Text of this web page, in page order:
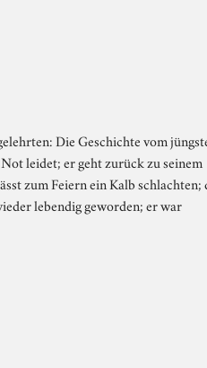
Die Geschichte vom
leidet; er geht zurück zu seinem
zum Feiern ein Kalb schlachten;
lebendig geworden; er war